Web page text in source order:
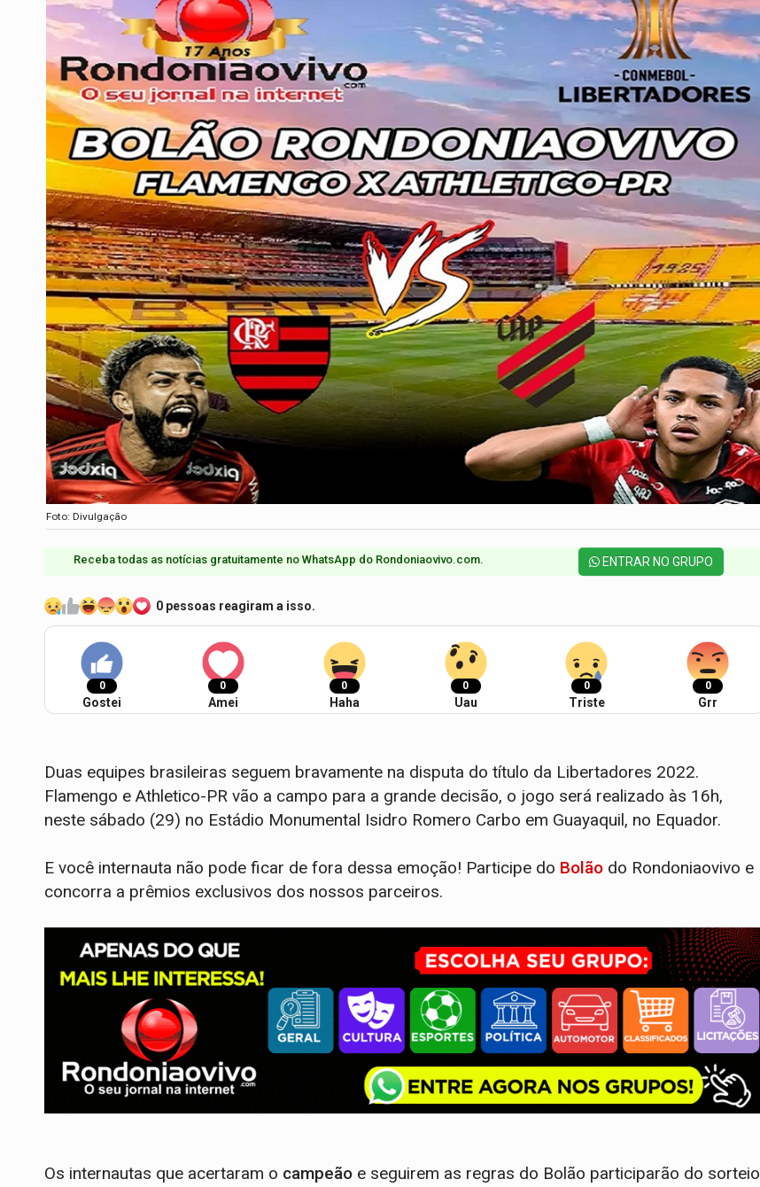
Foto: Divulgação
Receba todas as notícias gratuitamente no WhatsApp do Rondoniaovivo.com.​ ENTRAR NO GRUPO
0 pessoas reagiram a isso.
0
Gostei
0
Amei
0
Haha
0
Uau
0
Triste
0
Grr
Duas equipes brasileiras seguem bravamente na disputa do título da Libertadores 2022.
Flamengo e Athletico-PR vão a campo para a grande decisão, o jogo será realizado às 16h,
neste sábado (29) no Estádio Monumental Isidro Romero Carbo em Guayaquil, no Equador.
E você internauta não pode ficar de fora dessa emoção! Participe do Bolão do Rondoniaovivo e
concorra a prêmios exclusivos dos nossos parceiros.
Os internautas que acertaram o campeão e seguirem as regras do Bolão participarão do sorteio